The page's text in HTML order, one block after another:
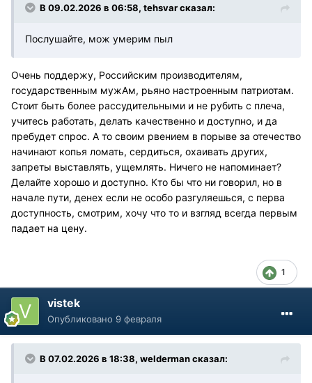
В 09.02.2026 в 06:58, tehsvarсказал:
Послушайте, мож умерим пыл
Очень поддержу, Российским производителям,
государственным мужАм, рьяно настроенным патриотам.
Стоит быть более рассудительными и не рубить с плеча,
учитесь работать, делать качественно и доступно, и да
пребудет спрос. А то своим рвением в порыве за отечество
начинают копья ломать, сердиться, охаивать других,
запреты выставлять, ущемлять. Ничего не напоминает?
Делайте хорошо и доступно. Кто бы что ни говорил, но в
начале пути, денех если не особо разгуляешься, с перва
доступность, смотрим, хочу что то и взгляд всегда первым
падает на цену.
1
vistek
Опубликовано 9 февраля
В 07.02.2026 в 18:38, weldermanсказал: